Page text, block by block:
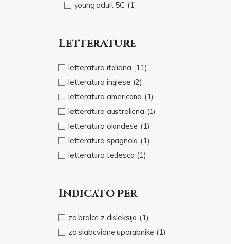
young adult 5C (1)
Letterature
letteratura italiana (11)
letteratura inglese (2)
letteratura americana (1)
letteratura australiana (1)
letteratura olandese (1)
letteratura spagnola (1)
letteratura tedesca (1)
Indicato per
za bralce z disleksijo (1)
za slabovidne uporabnike (1)